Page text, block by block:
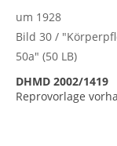
um 1928
Bild 30 /
50a" (50 LB)
DHMD 2002/1419
Reprovorlage